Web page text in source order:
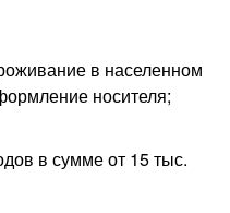
в населенном
носителя;
в сумме от 15 тыс.